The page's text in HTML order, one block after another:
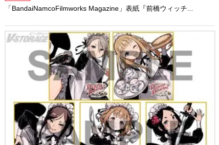
「BandaiNamcoFilmworks Magazine」表紙『前橋ウィッチ...